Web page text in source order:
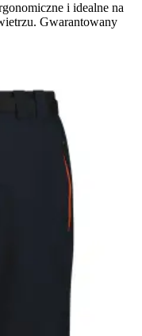
i idealne na
Gwarantowany